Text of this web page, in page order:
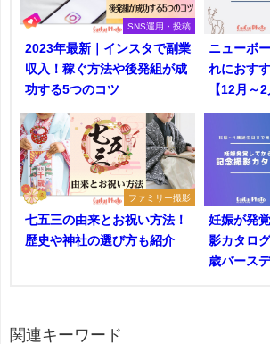
SNS運用・投稿
2023年最新｜インスタで副業
収入！稼ぐ方法や後発組が成
功する5つのコツ
ニューボ
れにおす
【12月～2
ファミリー撮影
七五三の由来とお祝い方法！
歴史や神社の選び方も紹介
妊娠が発
影カタロ
歳バース
関連キーワード